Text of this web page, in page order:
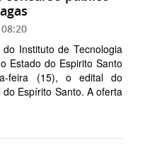
Instituto de Tecnologia
Estado do Espirito Santo
feira (15), o edital do
Espírito Santo. A oferta